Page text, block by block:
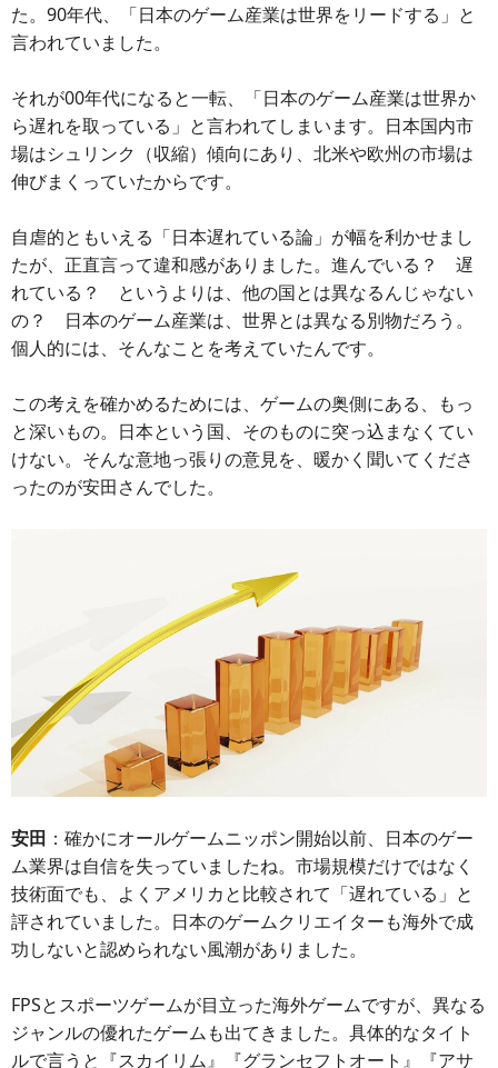
た。90年代、「日本のゲーム産業は世界をリードする」と
言われていました。
それが00年代になると一転、「日本のゲーム産業は世界か
ら遅れを取っている」と言われてしまいます。日本国内市
場はシュリンク（収縮）傾向にあり、北米や欧州の市場は
伸びまくっていたからです。
自虐的ともいえる「日本遅れている論」が幅を利かせまし
たが、正直言って違和感がありました。進んでいる？ 遅
れている？ というよりは、他の国とは異なるんじゃない
の？ 日本のゲーム産業は、世界とは異なる別物だろう。
個人的には、そんなことを考えていたんです。
この考えを確かめるためには、ゲームの奥側にある、もっ
と深いもの。日本という国、そのものに突っ込まなくてい
けない。そんな意地っ張りの意見を、暖かく聞いてくださ
ったのが安田さんでした。
安田 ：確かにオールゲームニッポン開始以前、日本のゲー
ム業界は自信を失っていましたね。市場規模だけではなく
技術面でも、よくアメリカと比較されて「遅れている」と
評されていました。日本のゲームクリエイターも海外で成
功しないと認められない風潮がありました。
FPSとスポーツゲームが目立った海外ゲームですが、異なる
ジャンルの優れたゲームも出てきました。具体的なタイト
ルで言うと『スカイリム』『グランセフトオート』『アサ